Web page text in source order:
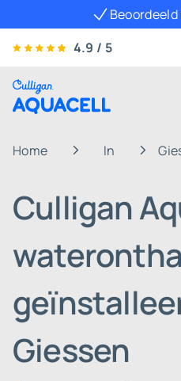
4.9 / 5
Home In
Culligan
Giessen